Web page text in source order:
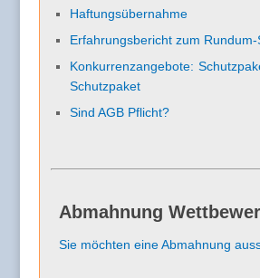
Haftungsübernahme
Erfahrungsbericht zum
Konkurrenzangebote:
Schutzpaket
Sind AGB Pflicht?
Abmahnung
Sie möchten eine Abmahnung